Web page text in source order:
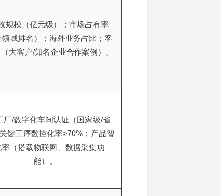
规模（亿元级）；市场占有率
域排名）；海外业务占比；客
大客户/知名企业合作案例）。
厂/数字化车间认证（国家级/省
键工序数控化率≥70%；产品智
率（搭载物联网、数据采集功
能）。